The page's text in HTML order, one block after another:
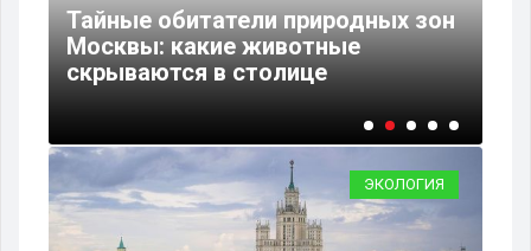
Тайные обитатели природных зон
Москвы: какие животные
скрываются в столице
ЭКОЛОГИЯ